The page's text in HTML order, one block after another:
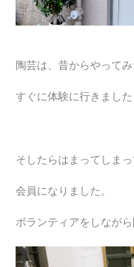
陶芸は、昔からやって
すぐに体験に行きました
そしたらはまってしまっ
会員になりました。
ボランティアをしなが